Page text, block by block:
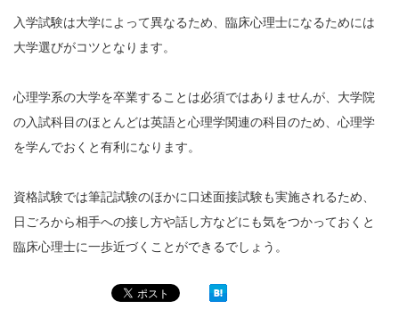
入学試験は大学によって異なるため、臨床心理士になるためには
大学選びがコツとなります。
心理学系の大学を卒業することは必須ではありませんが、大学院
の入試科目のほとんどは英語と心理学関連の科目のため、心理学
を学んでおくと有利になります。
資格試験では筆記試験のほかに口述面接試験も実施されるため、
日ごろから相手への接し方や話し方などにも気をつかっておくと
臨床心理士に一歩近づくことができるでしょう。